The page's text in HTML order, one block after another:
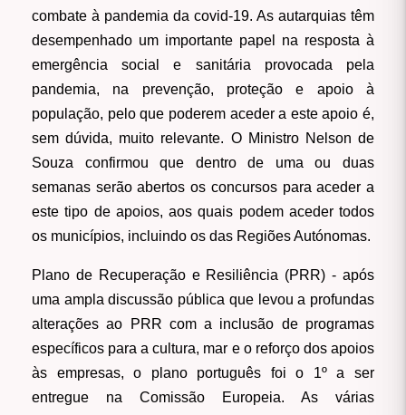
combate à pandemia da covid-19. As autarquias têm
desempenhado um importante papel na resposta à
emergência social e sanitária provocada pela
pandemia, na prevenção, proteção e apoio à
população, pelo que poderem aceder a este apoio é,
sem dúvida, muito relevante. O Ministro Nelson de
Souza confirmou que dentro de uma ou duas
semanas serão abertos os concursos para aceder a
este tipo de apoios, aos quais podem aceder todos
os municípios, incluindo os das Regiões Autónomas.
Plano de Recuperação e Resiliência (PRR)- após
uma ampla discussão pública que levou a profundas
alterações ao PRR com a inclusão de programas
específicos para a cultura, mar e o reforço dos apoios
às empresas, o plano português foi o 1º a ser
entregue na Comissão Europeia. As várias